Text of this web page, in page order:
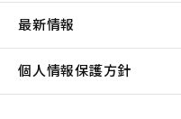
最新情報
個人情報保護方針